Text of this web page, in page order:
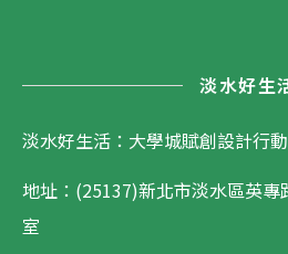
淡水好生
淡水好生活：大學城賦創設計行動
地址：(25137)新北市淡水區英
室